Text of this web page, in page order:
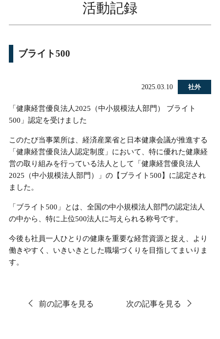
活動記録
ブライト500
2025.03.10 社外
「健康経営優良法人2025（中小規模法人部門） ブライト
500」認定を受けました
このたび当事業所は、経済産業省と日本健康会議が推進する
「健康経営優良法人認定制度」において、特に優れた健康経
営の取り組みを行っている法人として「健康経営優良法人
2025（中小規模法人部門）」の【ブライト500】に認定され
ました。
「ブライト500」とは、全国の中小規模法人部門の認定法人
の中から、特に上位500法人に与えられる称号です。
今後も社員一人ひとりの健康を重要な経営資源と捉え、より
働きやすく、いきいきとした職場づくりを目指してまいりま
す。
前の記事を見る 次の記事を見る